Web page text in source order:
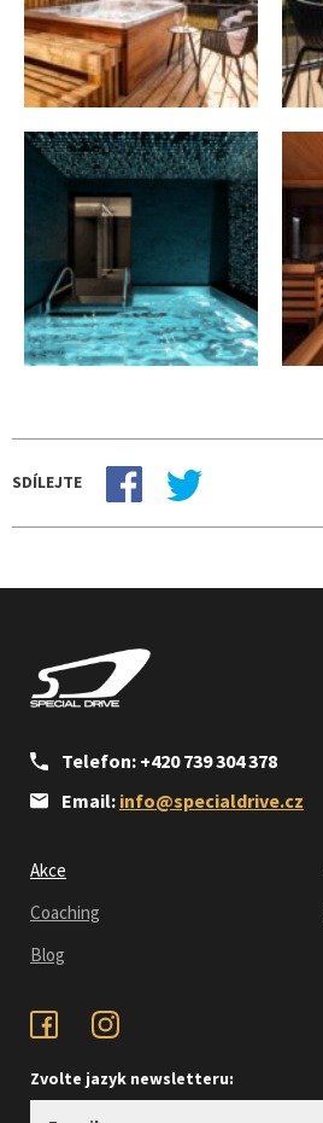
SDÍLEJTE
Telefon: +420 739 304 378
Email: info@specialdrive.cz
Akce
Coaching
Blog
Zvolte jazyk newsletteru: